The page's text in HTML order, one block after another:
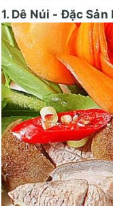
1. Dê Núi - Đặc